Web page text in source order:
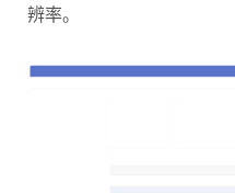
辨率。